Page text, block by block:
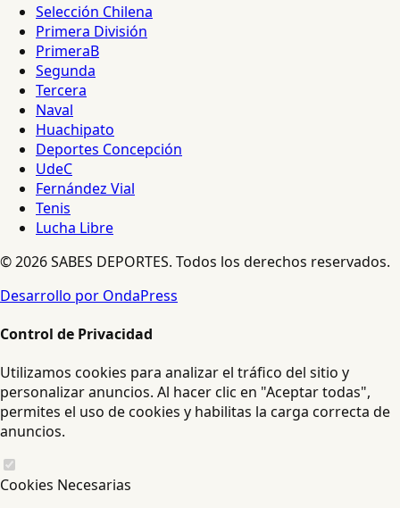
Selección Chilena
Primera División
PrimeraB
Segunda
Tercera
Naval
Huachipato
Deportes Concepción
UdeC
Fernández Vial
Tenis
Lucha Libre
© 2026 SABES DEPORTES. Todos los derechos reservados.
Desarrollo por OndaPress
Control de Privacidad
Utilizamos cookies para analizar el tráfico del sitio y
personalizar anuncios. Al hacer clic en "Aceptar todas",
permites el uso de cookies y habilitas la carga correcta de
anuncios.
Cookies Necesarias